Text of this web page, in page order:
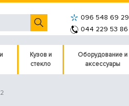
096 548 69 29
044 229 53 86
Кузов и
стекло
Оборудование и
аксессуары